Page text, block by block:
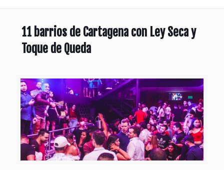
11 barrios de Cartagena con Ley Seca y
Toque de Queda